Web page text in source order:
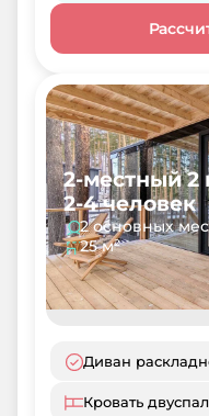
2-местный 2
2-4 человек
2 основных
25 м²
Диван
Кровать